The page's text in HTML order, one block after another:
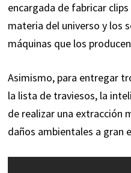
encargada de fabricar
materia del universo y los
máquinas que los
Asimismo, para entregar
la lista de traviesos, la
de realizar una extracción
daños ambientales a gran